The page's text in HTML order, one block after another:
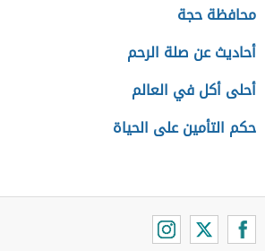
محافظة حجة
أحاديث عن صلة الرحم
أحلى أكل في العالم
حكم التأمين على الحياة